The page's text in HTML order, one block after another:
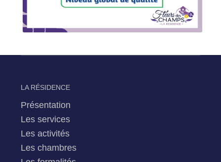
LA RÉSIDENCE
Présentation
Les services
Les activités
Les chambres